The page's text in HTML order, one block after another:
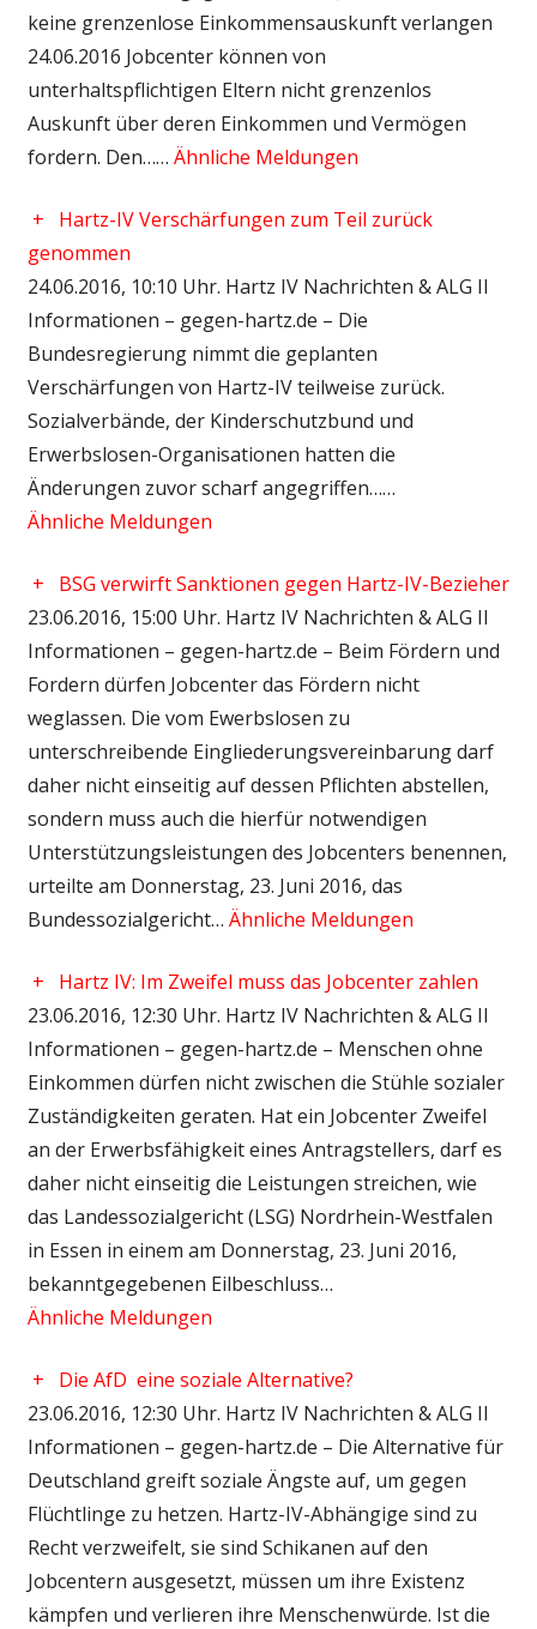
keine grenzenlose Einkommensauskunft verlangen
24.06.2016 Jobcenter können von
unterhaltspflichtigen Eltern nicht grenzenlos
Auskunft über deren Einkommen und Vermögen
fordern. Den…… Ähnliche Meldungen
+
Hartz-IV Verschärfungen zum Teil zurück
genommen
24.06.2016, 10:10 Uhr. Hartz IV Nachrichten & ALG II
Informationen – gegen-hartz.de – Die
Bundesregierung nimmt die geplanten
Verschärfungen von Hartz-IV teilweise zurück.
Sozialverbände, der Kinderschutzbund und
Erwerbslosen-Organisationen hatten die
Änderungen zuvor scharf angegriffen……
Ähnliche Meldungen
+
BSG verwirft Sanktionen gegen Hartz-IV-Bezieher
23.06.2016, 15:00 Uhr. Hartz IV Nachrichten & ALG II
Informationen – gegen-hartz.de – Beim Fördern und
Fordern dürfen Jobcenter das Fördern nicht
weglassen. Die vom Ewerbslosen zu
unterschreibende Eingliederungsvereinbarung darf
daher nicht einseitig auf dessen Pflichten abstellen,
sondern muss auch die hierfür notwendigen
Unterstützungsleistungen des Jobcenters benennen,
urteilte am Donnerstag, 23. Juni 2016, das
Bundessozialgericht… Ähnliche Meldungen
+
Hartz IV: Im Zweifel muss das Jobcenter zahlen
23.06.2016, 12:30 Uhr. Hartz IV Nachrichten & ALG II
Informationen – gegen-hartz.de – Menschen ohne
Einkommen dürfen nicht zwischen die Stühle sozialer
Zuständigkeiten geraten. Hat ein Jobcenter Zweifel
an der Erwerbsfähigkeit eines Antragstellers, darf es
daher nicht einseitig die Leistungen streichen, wie
das Landessozialgericht (LSG) Nordrhein-Westfalen
in Essen in einem am Donnerstag, 23. Juni 2016,
bekanntgegebenen Eilbeschluss…
Ähnliche Meldungen
+
Die AfD  eine soziale Alternative?
23.06.2016, 12:30 Uhr. Hartz IV Nachrichten & ALG II
Informationen – gegen-hartz.de – Die Alternative für
Deutschland greift soziale Ängste auf, um gegen
Flüchtlinge zu hetzen. Hartz-IV-Abhängige sind zu
Recht verzweifelt, sie sind Schikanen auf den
Jobcentern ausgesetzt, müssen um ihre Existenz
kämpfen und verlieren ihre Menschenwürde. Ist die